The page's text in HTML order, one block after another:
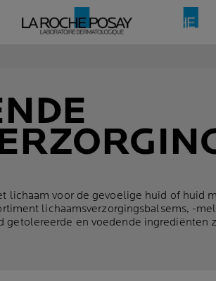
lichaam voor de gevoelige huid of huid
lichaamsverzorgingsbalsems, -
getolereerde en voedende